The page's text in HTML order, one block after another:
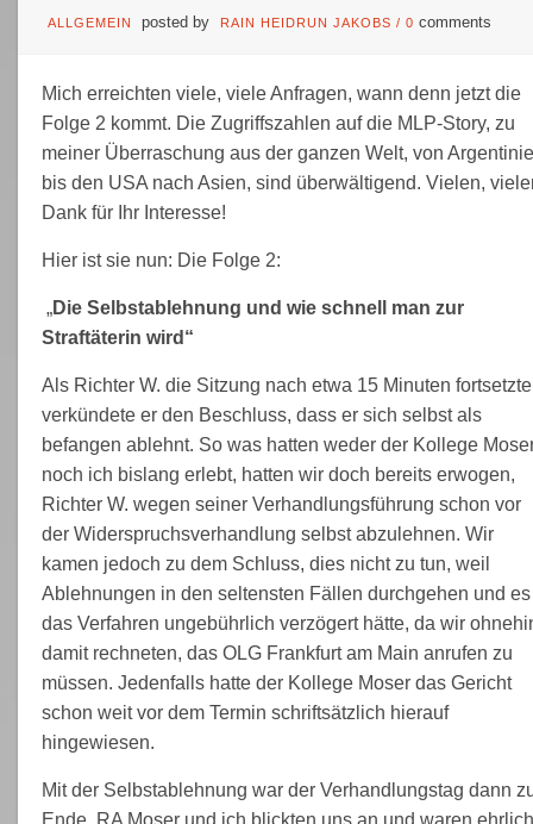
ALLGEMEIN posted by RAIN HEIDRUN JAKOBS / 0 comments
Mich erreichten viele, viele Anfragen, wann denn jetzt die
Folge 2 kommt. Die Zugriffszahlen auf die MLP-Story, zu
meiner Überraschung aus der ganzen Welt, von
bis den USA nach Asien, sind überwältigend. Vielen,
Dank für Ihr Interesse!
Hier ist sie nun: Die Folge 2:
„Die Selbstablehnung und wie schnell man zur
Straftäterin wird“
Als Richter W. die Sitzung nach etwa 15 Minuten
verkündete er den Beschluss, dass er sich selbst als
befangen ablehnt. So was hatten weder der Kollege
noch ich bislang erlebt, hatten wir doch bereits erwogen,
Richter W. wegen seiner Verhandlungsführung schon vor
der Widerspruchsverhandlung selbst abzulehnen. Wir
kamen jedoch zu dem Schluss, dies nicht zu tun, weil
Ablehnungen in den seltensten Fällen durchgehen und es
das Verfahren ungebührlich verzögert hätte, da wir
damit rechneten, das OLG Frankfurt am Main anrufen zu
müssen. Jedenfalls hatte der Kollege Moser das Gericht
schon weit vor dem Termin schriftsätzlich hierauf
hingewiesen.
Mit der Selbstablehnung war der Verhandlungstag dann
Ende. RA Moser und ich blickten uns an und waren ehrlich